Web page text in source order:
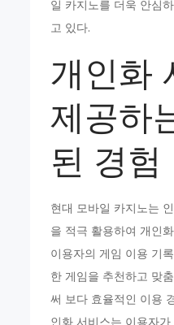
일 카지노를 더욱 안심
고 있다.
개인화
제공하
된 경험
현대 모바일 카지노는
을 적극 활용하여 개인
이용자의 게임 이용 기
한 게임을 추천하고 맞
써 보다 효율적인 이용